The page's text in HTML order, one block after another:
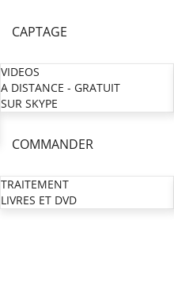
CAPTAGE
VIDEOS
A DISTANCE - GRATUIT
SUR SKYPE
COMMANDER
TRAITEMENT
LIVRES ET DVD